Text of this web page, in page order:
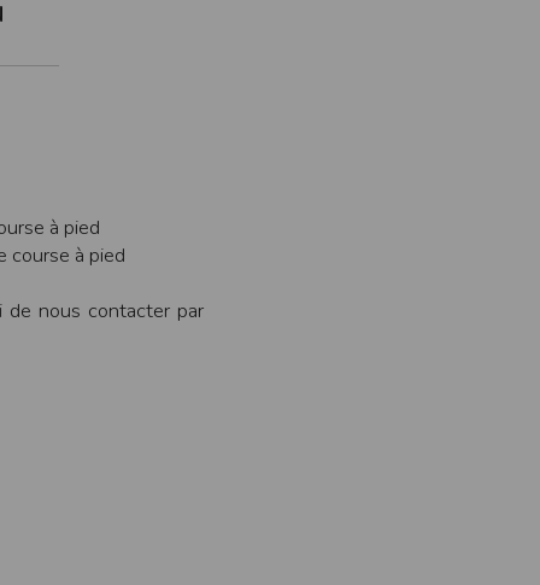
à pied
course à pied
de nous contacter par
hors du contrôle de l’EDITEUR, et
services.
et des performances en terme de temps
électronique ou téléphonique.
tout sans droit à indemnités. L’utilisateur
pour l’utilisateur ou tout tiers.
forme que ce soit sur la nature et les
éventuels. La communication de toute